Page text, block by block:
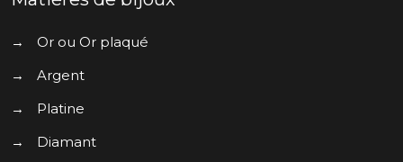
→
Or ou Or plaqué
→
Argent
→
Platine
→
Diamant